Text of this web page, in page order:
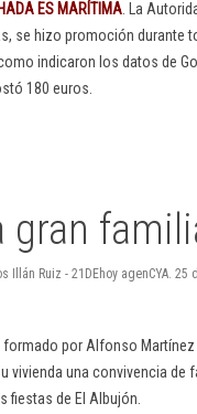
ES MARÍTIMA . La
se hizo promoción durante
indicaron los datos de
180 euros.
gran
Illán Ruiz - 21DEhoy agenCYA. 25
formado por Alfonso
vivienda una convivencia
fiestas de El Albujón.